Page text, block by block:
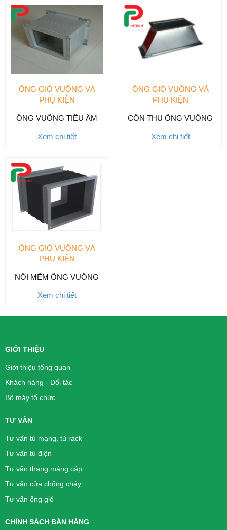
ỐNG GIÓ VUÔNG VÀ
PHỤ KIỆN
ỐNG VUÔNG TIÊU ÂM
Xem chi tiết
ỐNG GIÓ VUÔNG VÀ
PHỤ KIỆN
CÔN THU ỐNG VUÔNG
Xem chi tiết
ỐNG GIÓ VUÔNG VÀ
PHỤ KIỆN
NỐI MỀM ỐNG VUÔNG
Xem chi tiết
GIỚI THIỆU
Giới thiệu tổng quan
Khách hàng - Đối tác
Bộ máy tổ chức
TƯ VẤN
Tư vấn tủ mạng, tủ rack
Tư vấn tủ điện
Tư vấn thang máng cáp
Tư vấn cửa chống cháy
Tư vấn ống gió
CHÍNH SÁCH BÁN HÀNG